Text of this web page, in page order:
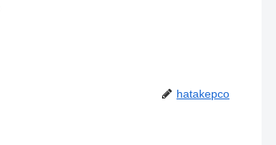
hatakepco